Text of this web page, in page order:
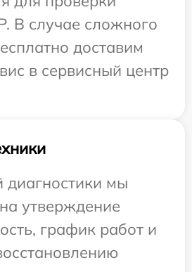
В случае сложного
доставим
в сервисный центр
диагностики мы
утверждение
график работ и